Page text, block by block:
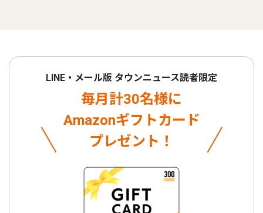
LINE・メール版 タウンニュース読者限定
毎月計30名様に
Amazonギフトカード
プレゼント！